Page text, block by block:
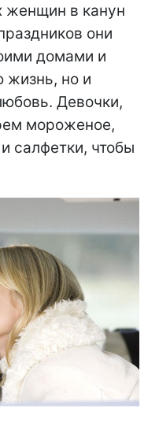
женщин в канун
они
домами и
жизнь, но и
Девочки,
мороженое,
салфетки, чтобы